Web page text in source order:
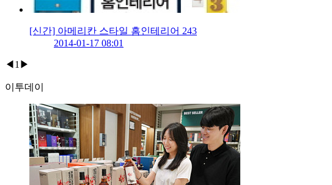
[신간] 아메리칸 스타일 홈인테리어 243
2014-01-17 08:01
◀ 1 ▶
이투데이